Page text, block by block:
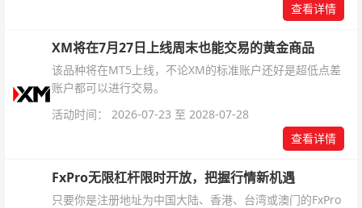
查看详情
XM将在7月27日上线周末也能交易的黄金商品
该品种将在MT5上线，不论XM的标准账户还好是超低点差
账户都可以进行交易。
活动时间： 2026-07-23 至 2028-07-28
查看详情
FxPro无限杠杆限时开放，把握行情新机遇
只要你是注册地址为中国大陆、香港、台湾或澳门的FxPro